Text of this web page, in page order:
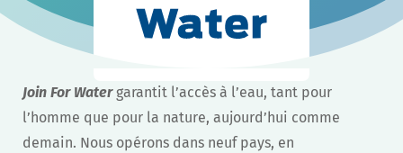
Join For Watergarantit l’accès à l’eau, tant pour
l’homme que pour la nature, aujourd’hui comme
demain. Nous opérons dans neuf pays, en